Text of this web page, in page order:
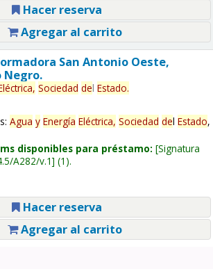
Hacer reserva
Agregar al carrito
San Antonio Oeste,
Negro.
Sociedad del Estado.
Agua y Energía Eléctrica, Sociedad del Estado,
disponibles para préstamo: Signatura
A282/v.1 (1).
Hacer reserva
Agregar al carrito